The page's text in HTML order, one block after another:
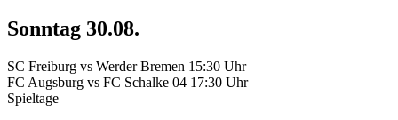
Sonntag 30.08.
SC Freiburg vs Werder Bremen 15:30 Uhr
FC Augsburg vs FC Schalke 04 17:30 Uhr
Spieltage